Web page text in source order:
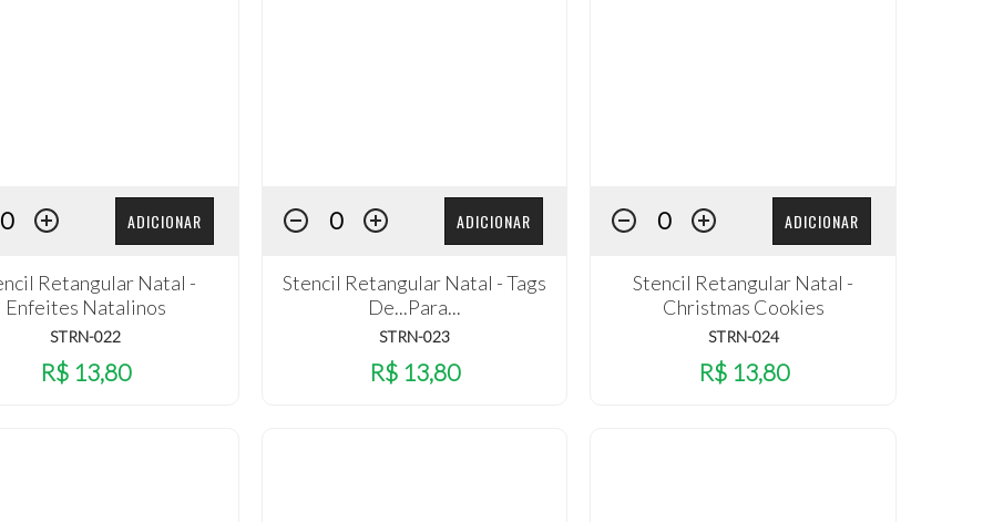
ADICIONAR
Retangular Natal -
Enfeites Natalinos
STRN-022
R$ 13,80
ADICIONAR
Stencil Retangular Natal - Tags
De...Para...
STRN-023
R$ 13,80
ADICIONAR
Stencil Retangular Natal -
Christmas Cookies
STRN-024
R$ 13,80